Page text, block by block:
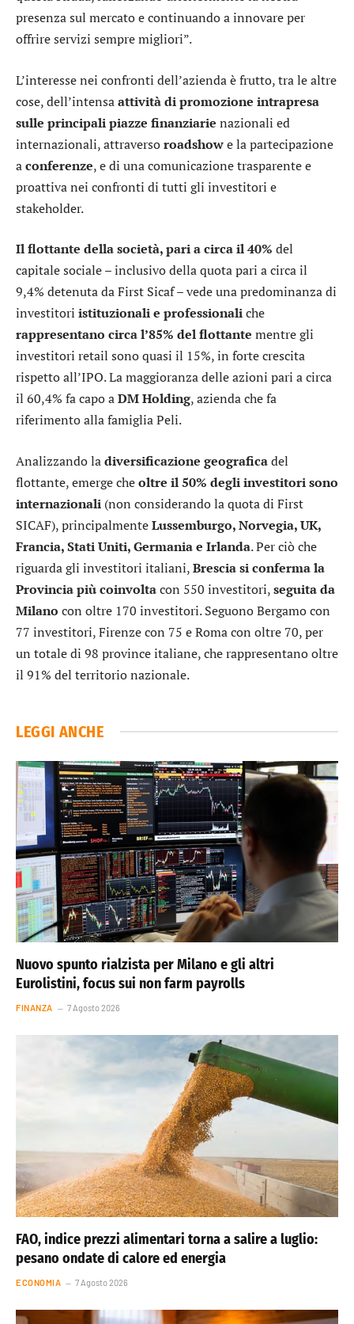
presenza sul mercato e continuando a innovare per
offrire servizi sempre migliori”.
L’interesse nei confronti dell’azienda è frutto, tra le altre
cose, dell’intensaattività di promozione intrapresa
sulle principali piazze finanziarie nazionali ed
internazionali, attraversoroadshowe la partecipazione
aconferenze, e di una comunicazione trasparente e
proattiva nei confronti di tutti gli investitori e
stakeholder.
Il flottante della società, pari a circa il 40% del
capitale sociale – inclusivo della quota pari a circa il
9,4% detenuta da First Sicaf – vede una predominanza di
investitori istituzionali e professionaliche
rappresentano circa l’85% del flottante mentre gli
investitori retail sono quasi il 15%, in forte crescita
rispetto all’IPO. La maggioranza delle azioni pari a circa
il 60,4% fa capo aDM Holding, azienda che fa
riferimento alla famiglia Peli.
Analizzando ladiversificazione geograficadel
flottante, emerge cheoltre il 50% degli investitori sono
internazionali (non considerando la quota di First
SICAF), principalmenteLussemburgo, Norvegia, UK,
Francia, Stati Uniti, Germania e Irlanda. Per ciò che
riguarda gli investitori italiani,Brescia si conferma la
Provincia più coinvoltacon 550 investitori,seguita da
Milano con oltre 170 investitori. Seguono Bergamo con
77 investitori, Firenze con 75 e Roma con oltre 70, per
un totale di 98 province italiane, che rappresentano oltre
il 91% del territorio nazionale.
LEGGI ANCHE
Nuovo spunto rialzista per Milano e gli altri
Eurolistini, focus sui non farm payrolls
FINANZA 7 Agosto 2026
FAO, indice prezzi alimentari torna a salire a luglio:
pesano ondate di calore ed energia
ECONOMIA 7 Agosto 2026